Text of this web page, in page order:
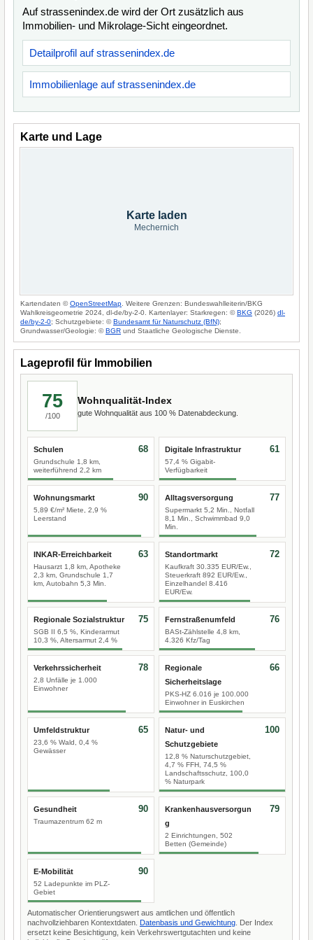
Auf strassenindex.de wird der Ort zusätzlich aus
Immobilien- und Mikrolage-Sicht eingeordnet.
Detailprofil auf strassenindex.de
Immobilienlage auf strassenindex.de
Karte und Lage
Karte laden
Mechernich
Kartendaten ©OpenStreetMap . Weitere Grenzen: Bundeswahlleiterin/BKG
Wahlkreisgeometrie 2024, dl-de/by-2-0. Kartenlayer: Starkregen: ©BKG (2026) dl-
de/by-2-0; Schutzgebiete: ©Bundesamt für Naturschutz (BfN);
Grundwasser/Geologie: ©BGR und Staatliche Geologische Dienste.
Lageprofil für Immobilien
75
/100
Wohnqualität-Index
gute Wohnqualität aus 100 % Datenabdeckung.
Schulen
Grundschule 1,8 km,
weiterführend 2,2 km
68 Digitale Infrastruktur
57,4 % Gigabit-
Verfügbarkeit
61
Wohnungsmarkt
5,89 €/m² Miete, 2,9 %
Leerstand
90 Alltagsversorgung
Supermarkt 5,2 Min., Notfall
8,1 Min., Schwimmbad 9,0
Min.
77
INKAR-Erreichbarkeit
Hausarzt 1,8 km, Apotheke
2,3 km, Grundschule 1,7
km, Autobahn 5,3 Min.
63 Standortmarkt
Kaufkraft 30.335 EUR/Ew.,
Steuerkraft 892 EUR/Ew.,
Einzelhandel 8.416
EUR/Ew.
72
Regionale Sozialstruktur
SGB II 6,5 %, Kinderarmut
10,3 %, Altersarmut 2,4 %
75 Fernstraßenumfeld
BASt-Zählstelle 4,8 km,
4.326 Kfz/Tag
76
Verkehrssicherheit
2,8 Unfälle je 1.000
Einwohner
78
Regionale
Sicherheitslage
PKS-HZ 6.016 je 100.000
Einwohner in Euskirchen
66
Umfeldstruktur
23,6 % Wald, 0,4 %
Gewässer
65
Natur- und
Schutzgebiete
12,8 % Naturschutzgebiet,
4,7 % FFH, 74,5 %
Landschaftsschutz, 100,0
% Naturpark
100
Gesundheit
Traumazentrum 62 m
90
Krankenhausversorgun
g
2 Einrichtungen, 502
Betten (Gemeinde)
79
E-Mobilität
52 Ladepunkte im PLZ-
Gebiet
90
Automatischer Orientierungswert aus amtlichen und öffentlich
nachvollziehbaren Kontextdaten. Datenbasis und Gewichtung . Der Index
ersetzt keine Besichtigung, kein Verkehrswertgutachten und keine